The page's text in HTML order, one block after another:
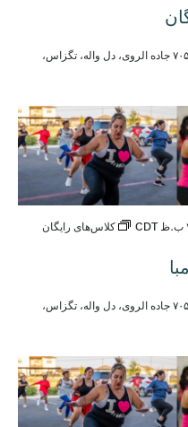
۷۰۵۰ جاده الروی، دل واله، تگزاس،
CDT
کلاس‌های رایگان
۷۰۵۰ جاده الروی، دل واله، تگزاس،